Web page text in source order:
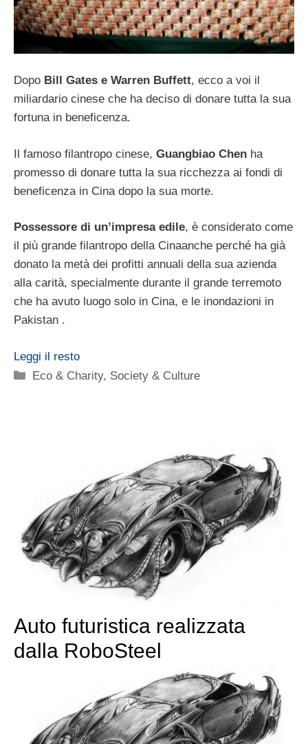
Dopo Bill Gates e Warren Buffett, ecco a voi il
miliardario cinese che ha deciso di donare tutta la sua
fortuna in beneficenza.
Il famoso filantropo cinese, Guangbiao Chen ha
promesso di donare tutta la sua ricchezza ai fondi di
beneficenza in Cina dopo la sua morte.
Possessore di un’impresa edile, è considerato come
il più grande filantropo della Cinaanche perché ha già
donato la metà dei profitti annuali della sua azienda
alla carità, specialmente durante il grande terremoto
che ha avuto luogo solo in Cina, e le inondazioni in
Pakistan .
Leggi il resto
Categorie
Eco & Charity, Society & Culture
Auto futuristica realizzata
dalla RoboSteel